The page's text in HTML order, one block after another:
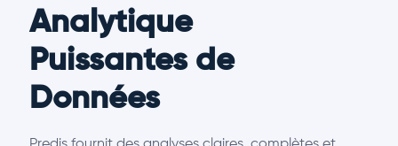
Analytique
Puissantes de
Données